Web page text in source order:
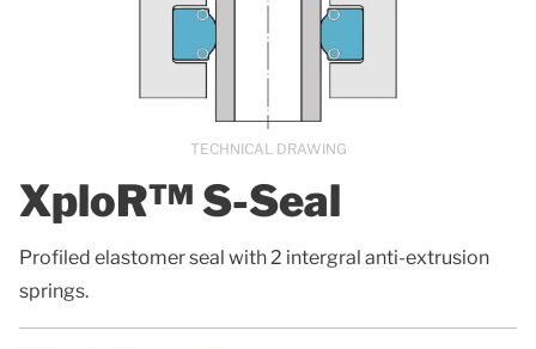
XploR™ S-Seal
Profiled elastomer seal with 2 intergral anti-extrusion
springs.
TECHNICAL DRAWING